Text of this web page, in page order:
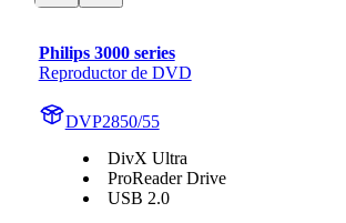
Philips 3000 series
Reproductor de DVD
DVP2850/55
DivX Ultra
ProReader Drive
USB 2.0